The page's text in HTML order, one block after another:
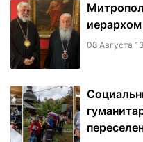
08 Августа